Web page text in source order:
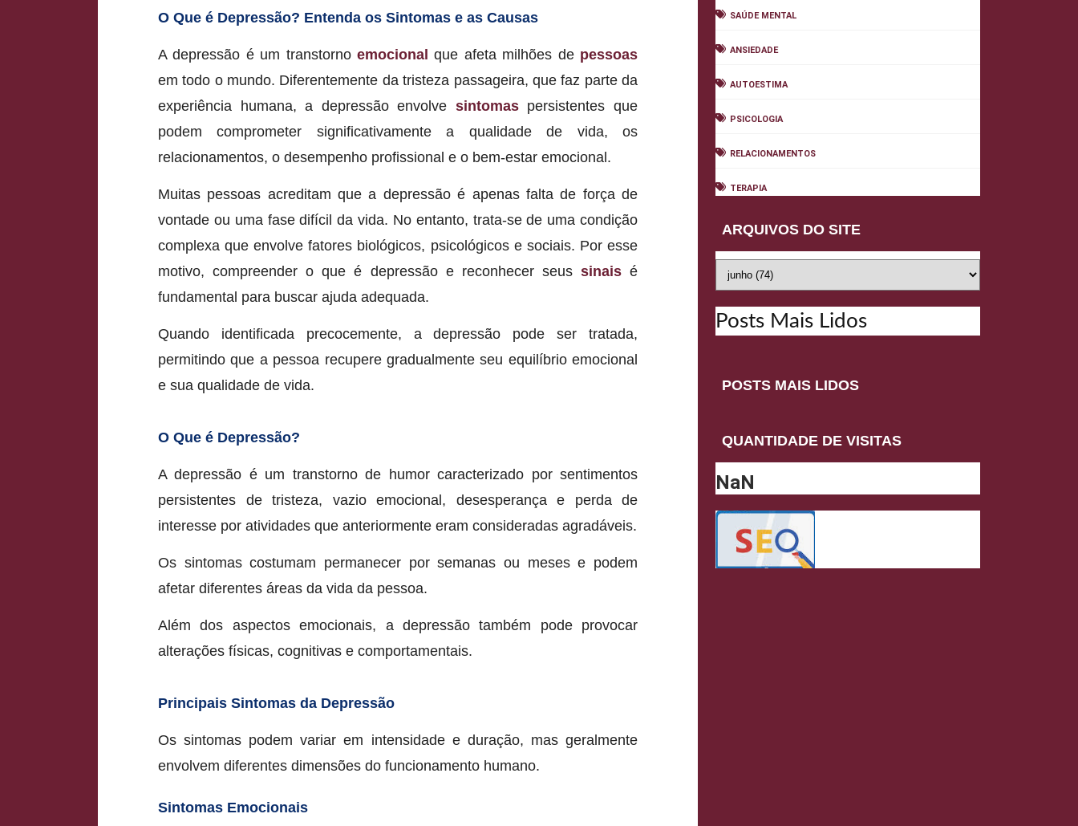
O Que é Depressão? Entenda os Sintomas e as Causas
A depressão é um transtorno emocional que afeta milhões de pessoas
em todo o mundo. Diferentemente da tristeza passageira, que faz parte da
experiência humana, a depressão envolve sintomaspersistentes que
podem comprometer significativamente a qualidade de vida, os
relacionamentos, o desempenho profissional e o bem-estar emocional.
Muitas pessoas acreditam que a depressão é apenas falta de força de
vontade ou uma fase difícil da vida. No entanto, trata-se de uma condição
complexa que envolve fatores biológicos, psicológicos e sociais. Por esse
motivo, compreender o que é depressão e reconhecer seus sinaisé
fundamental para buscar ajuda adequada.
Quando identificada precocemente, a depressão pode ser tratada,
permitindo que a pessoa recupere gradualmente seu equilíbrio emocional
e sua qualidade de vida.
O Que é Depressão?
A depressão é um transtorno de humor caracterizado por sentimentos
persistentes de tristeza, vazio emocional, desesperança e perda de
interesse por atividades que anteriormente eram consideradas agradáveis.
Os sintomas costumam permanecer por semanas ou meses e podem
afetar diferentes áreas da vida da pessoa.
Além dos aspectos emocionais, a depressão também pode provocar
alterações físicas, cognitivas e comportamentais.
Principais Sintomas da Depressão
Os sintomas podem variar em intensidade e duração, mas geralmente
envolvem diferentes dimensões do funcionamento humano.
Sintomas Emocionais
SAÚDE MENTAL
ANSIEDADE
AUTOESTIMA
PSICOLOGIA
RELACIONAMENTOS
TERAPIA
ARQUIVOS DO SITE
Posts Mais Lidos
POSTS MAIS LIDOS
QUANTIDADE DE VISITAS
NaN